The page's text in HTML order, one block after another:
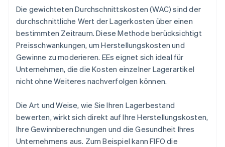
Die gewichteten Durchschnittskosten (WAC) sind der
durchschnittliche Wert der Lagerkosten über einen
bestimmten Zeitraum. Diese Methode berücksichtigt
Preisschwankungen, um Herstellungskosten und
Gewinne zu moderieren. EEs eignet sich ideal für
Unternehmen, die die Kosten einzelner Lagerartikel
nicht ohne Weiteres nachverfolgen können.
Die Art und Weise, wie Sie Ihren Lagerbestand
bewerten, wirkt sich direkt auf Ihre Herstellungskosten,
Ihre Gewinnberechnungen und die Gesundheit Ihres
Unternehmens aus. Zum Beispiel kann FIFO die